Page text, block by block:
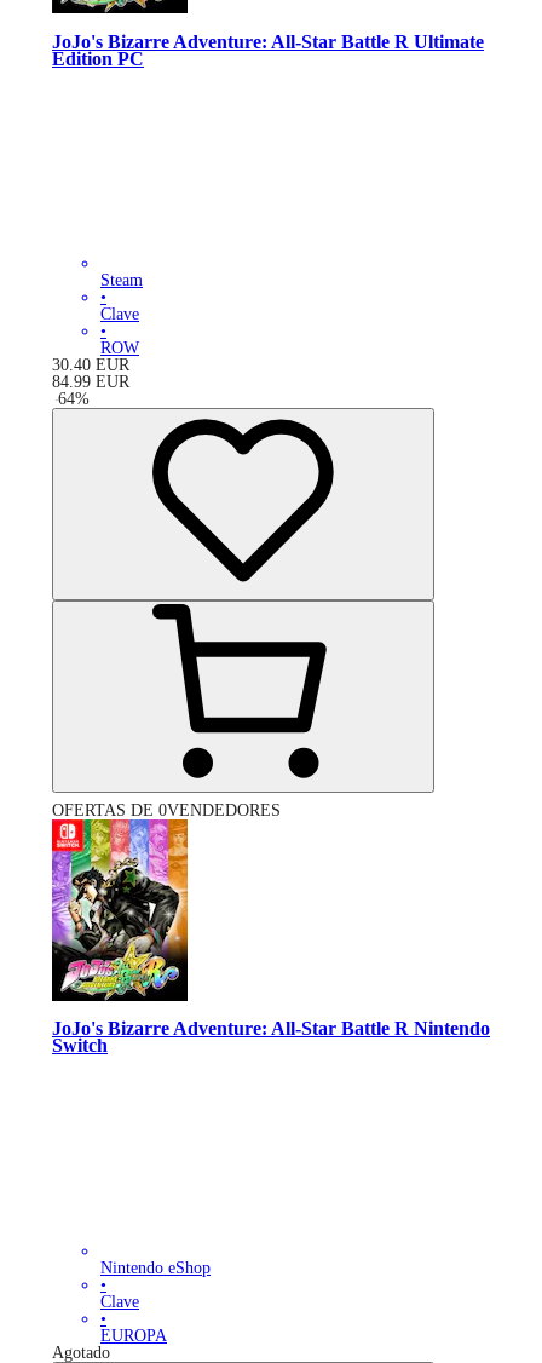
JoJo's Bizarre Adventure: All-Star Battle R Ultimate
Edition PC
Steam
•
Clave
•
ROW
30.40 EUR
84.99 EUR
-64%
OFERTAS DE 0VENDEDORES
JoJo's Bizarre Adventure: All-Star Battle R Nintendo
Switch
Nintendo eShop
•
Clave
•
EUROPA
Agotado